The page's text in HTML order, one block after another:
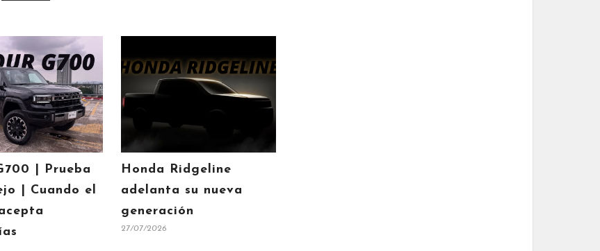
| Prueba
| Cuando el
Honda Ridgeline
adelanta su nueva
generación
27/07/2026